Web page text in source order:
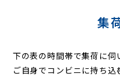
集
下の表の時間帯で集荷に伺
ご自身でコンビニに持ち込